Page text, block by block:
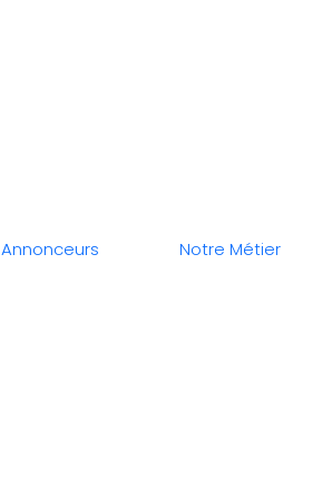
Annonceurs Notre Métier